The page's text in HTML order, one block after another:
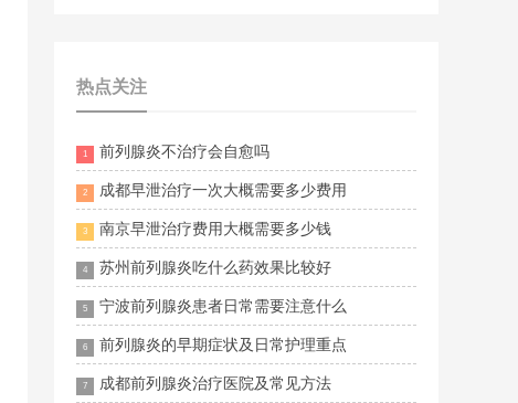
热点关注
1 前列腺炎不治疗会自愈吗
2 成都早泄治疗一次大概需要多少费用
3 南京早泄治疗费用大概需要多少钱
4 苏州前列腺炎吃什么药效果比较好
5 宁波前列腺炎患者日常需要注意什么
6 前列腺炎的早期症状及日常护理重点
7 成都前列腺炎治疗医院及常见方法